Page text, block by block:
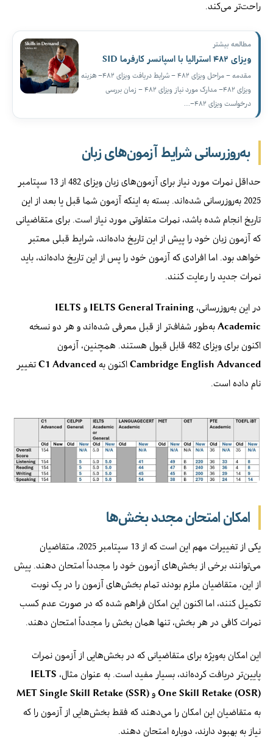
راحت‌تر می‌کند.
مطالعه بیشتر
ویزای ۴۸۲ استرالیا با اسپانسر کارفرما SID
مقدمه – مراحل ویزای ۴۸۲ – شرایط دریافت ویزای ۴۸۲– هزینه
ویزای ۴۸۲– مدارک مورد نیاز ویزای ۴۸۲ – زمان بررسی
درخواست ویزای ۴۸۲–…
به‌روزرسانی شرایط آزمون‌های زبان
حداقل نمرات مورد نیاز برای آزمون‌های زبان ویزای 482 از 13 سپتامبر
2025 به‌روزرسانی شده‌اند. بسته به اینکه آزمون شما قبل یا بعد از این
تاریخ انجام شده باشد، نمرات متفاوتی مورد نیاز است. برای متقاضیانی
که آزمون زبان خود را پیش از این تاریخ داده‌اند، شرایط قبلی معتبر
خواهد بود. اما افرادی که آزمون خود را پس از این تاریخ داده‌اند، باید
نمرات جدید را رعایت کنند.
در این به‌روزرسانی، IELTS General Training و IELTS
Academic به‌طور شفاف‌تر از قبل معرفی شده‌اند و هر دو نسخه
اکنون برای ویزای 482 قابل قبول هستند. همچنین، آزمون
Cambridge English Advanced اکنون به C1 Advanced تغییر
نام داده است.
امکان امتحان مجدد بخش‌ها
یکی از تغییرات مهم این است که از 13 سپتامبر 2025، متقاضیان
می‌توانند برخی از بخش‌های آزمون خود را مجدداً امتحان دهند. پیش
از این، متقاضیان ملزم بودند تمام بخش‌های آزمون را در یک نوبت
تکمیل کنند، اما اکنون این امکان فراهم شده که در صورت عدم کسب
نمرات کافی در هر بخش، تنها همان بخش را مجدداً امتحان دهند.
این امکان به‌ویژه برای متقاضیانی که در بخش‌هایی از آزمون نمرات
پایین‌تر دریافت کرده‌اند، بسیار مفید است. به عنوان مثال، IELTS
One Skill Retake (OSR) و MET Single Skill Retake (SSR)
به متقاضیان این امکان را می‌دهند که فقط بخش‌هایی از آزمون را که
نیاز به بهبود دارند، دوباره امتحان دهند.